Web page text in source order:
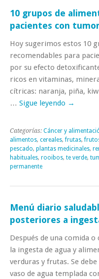
10 grupos de
pacientes con
Hoy sugerimos estos 10
recomendables para
por su efecto
ricos en vitaminas,
cítricas: naranja, piña,
… Sigue leyendo →
Categorías: Cáncer y
alimentos, cereales,frutas,
pescado, plantas medicinales,
habituales, rooibos, te verde,
permanente
Menú diario
posteriores a
Después de una comida
la ingesta de agua y
verduras y frutas. Se
vaso de agua templada